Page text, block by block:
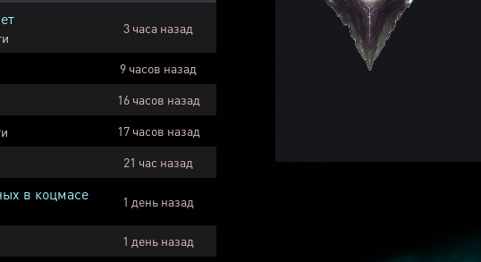
3 часа назад
9 часов назад
16 часов назад
17 часов назад
21 час назад
в коцмасе 1 день назад
1 день назад